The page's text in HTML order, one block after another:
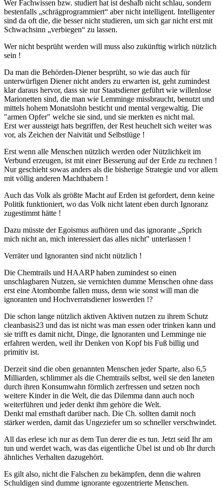
Wer Fachwissen bzw. studiert hat ist deshalb nicht schlau, sondern
bestenfalls „schrägprogrammiert“ aber nicht intelligent. Intelligenter
sind da oft die, die besser nicht studieren, um sich gar nicht erst mit
Schwachsinn „verbiegen“ zu lassen.
Wer nicht besprüht werden will muss also zukünftig wirlich nützlich
sein !
Da man die Behörden-Diener besprüht, so wie das auch für
unterwürfigen Diener nicht anders zu erwarten ist, geht zumindest
klar daraus hervor, dass sie nur Staatsdiener geführt wie willenlose
Marionetten sind, die man wie Lemminge missbraucht, benutzt und
mittels hohem Monatslohn besticht und mental vergewaltig. Die
"armen Opfer" welche sie sind, und sie merkten es nicht mal.
Erst wer aussteigt hats begriffen, der Rest heuchelt sich weiter was
vor, als Zeichen der Naivität und Selbstlüge !
Erst wenn alle Menschen nützlich werden oder Nützlichkeit im
Verbund erzeugen, ist mit einer Besserung auf der Erde zu rechnen !
Nur geschieht sowas anders als die bisherige Strategie und vor allem
mit völlig anderen Machthabern !
Auch das Volk als größte Macht auf Erden ist gefordert, denn keine
Politik funktioniert, wo das Volk nicht latent eben durch Ignoranz
zugestimmt hätte !
Dazu müsste der Egoismus aufhören und das ignorante „Sprich
mich nicht an, mich interessiert das alles nicht" unterlassen !
Verräter und Ignoranten sind nicht nützlich !
Die Chemtrails und HAARP haben zumindest so einen
unschlagbaren Nutzen, sie vernichten dumme Menschen ohne dass
erst eine Atombombe fallen muss, denn wie sonst will man die
ignoranten und Hochverratsdiener loswerden !?
Die schon lange nützlich aktiven Aktiven nutzen zu ihrem Schutz
cleanbasis23 und das ist nicht was man essen oder trinken kann und
sie trifft es damit nicht, Dinge, die Ignoranten und Lemminge nie
erfahren werden, weil ihr Denken von Kopf bis Fuß billig und
primitiv ist.
Derzeit sind die oben genannten Menschen jeder Sparte, also 6,5
Milliarden, schlimmer als die Chemtrails selbst, weil sie den laneten
durch ihren Konsumwahn förmlich zerfressen und setzen noch
weitere Kinder in die Welt, die das Dilemma dann auch noch
weiterführen und jeder denkt ihm gehöre die Welt.
Denkt mal ernsthaft darüber nach. Die Ch. sollten damit noch
stärker werden, damit das Ungeziefer um so schneller verschwindet.
All das erlese ich nur as dem Tun derer die es tun. Jetzt seid Ihr am
tun und werdet wach, was das eigentliche Übel ist und ob Ihr durch
ähnliches Verhalten dazugehört.
Es gilt also, nicht die Falschen zu bekämpfen, denn die wahren
Schuldigen sind dumme ignorante egozentrierte Menschen.